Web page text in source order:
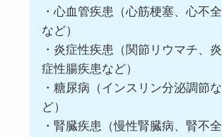
・心血管疾患（心筋梗塞、心不全
など）
・炎症性疾患（関節リウマチ、炎
症性腸疾患など）
・糖尿病（インスリン分泌調節な
ど）
・腎臓疾患（慢性腎臓病、腎不全